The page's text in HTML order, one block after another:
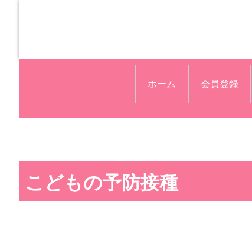
ホーム 会員登録
こどもの予防接種